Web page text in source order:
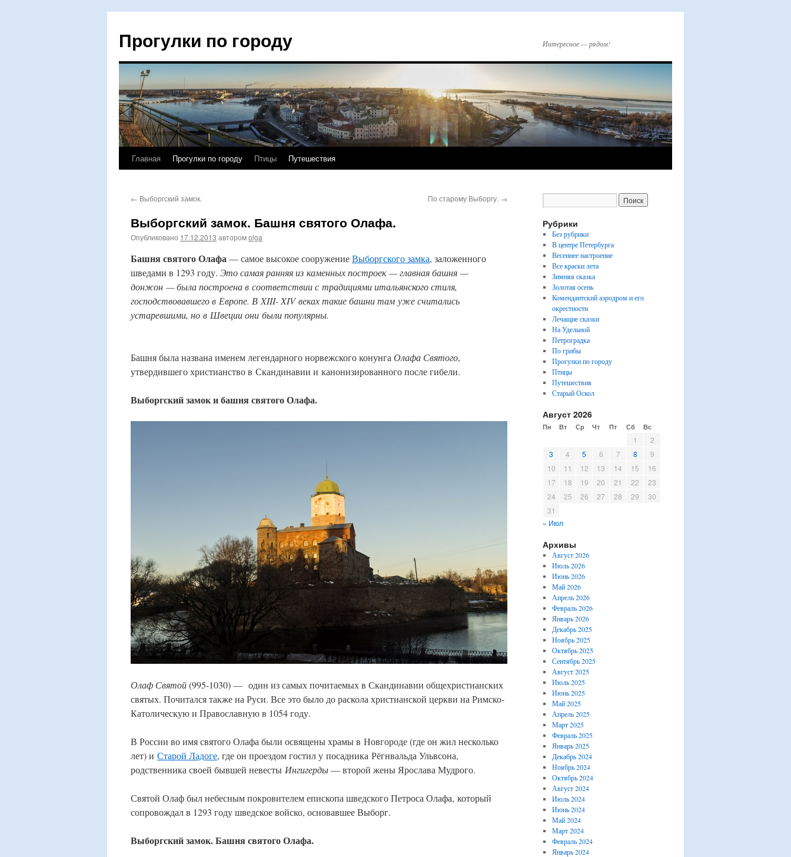
Прогулки по городу Интересное — рядом!
Перейти
содержимому
Главная Прогулки по городу Птицы Путешествия
← Выборгский замок. По старому Выборгу. →
Выборгский замок. Башня святого Олафа.
Опубликовано 17.12.2013 авторомolga
Башня святого Олафа— самое высокое сооружениеВыборгского замка, заложенного
шведами в 1293 году. Это самая ранняя из каменных построек — главная башня —
донжон — была построена в соответствии с традициями итальянского стиля,
господствовавшего в Европе. В XIII- XIV веках такие башни там ужесчитались
устаревшими, но в Швеции они были популярны.
Башня была названа именем легендарного норвежского конунга Олафа Святого,
утвердившего христианство в Скандинавии и канонизированного после гибели.
Выборгский замок и башня святого Олафа.
Олаф Святой(995-1030) — один из самых почитаемых в Скандинавии общехристианских
святых. Почитался также на Руси. Все это было до раскола христианской церкви на Римско-
Католическую и Православную в 1054 году.
В России во имя святого Олафа были освящены храмы в Новгороде (где он жил несколько
лет) и Старой Ладоге, где он проездом гостил у посадника Рёгнвальда Ульвсона,
родственника своей бывшей невесты Ингигерды— второй жены Ярослава Мудрого.
Святой Олаф был небесным покровителем епископа шведского Петроса Олафа, который
сопровождал в 1293 году шведское войско, основавшее Выборг.
Выборгский замок. Башня святого Олафа.
Рубрики
Без рубрики
В центре Петербурга
Весеннее настроение
Все краски лета
Зимняя сказка
Золотая осень
Комендантский аэродром и его
окрестности
Лечащие сказки
На Удельной
Петроградка
По грибы
Прогулки по городу
Птицы
Путешествия
Старый Оскол
Август 2026
Пн Вт Ср Чт Пт Сб Вс
« Июл
1
2
3
4 5 6 7 8
9
10
11 12 13 14 15
16
17
18 19 20 21 22
23
24
25 26 27 28 29
30
31
Архивы
Август 2026
Июль 2026
Июнь 2026
Май 2026
Апрель 2026
Февраль 2026
Январь 2026
Декабрь 2025
Ноябрь 2025
Октябрь 2025
Сентябрь 2025
Август 2025
Июль 2025
Июнь 2025
Май 2025
Апрель 2025
Март 2025
Февраль 2025
Январь 2025
Декабрь 2024
Ноябрь 2024
Октябрь 2024
Август 2024
Июль 2024
Июнь 2024
Май 2024
Март 2024
Февраль 2024
Январь 2024